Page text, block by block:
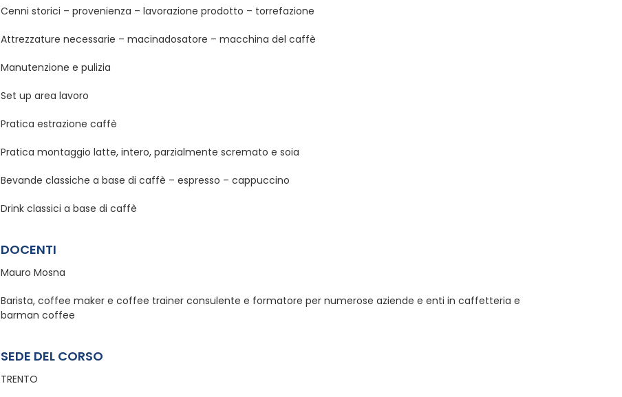
Cenni storici – provenienza – lavorazione prodotto – torrefazione
Attrezzature necessarie – macinadosatore – macchina del caffè
Manutenzione e pulizia
Set up area lavoro
Pratica estrazione caffè
Pratica montaggio latte, intero, parzialmente scremato e soia
Bevande classiche a base di caffè – espresso – cappuccino
Drink classici a base di caffè
DOCENTI
Mauro Mosna
Barista, coffee maker e coffee trainer consulente e formatore per numerose aziende e enti in caffetteria e
barman coffee
SEDE DEL CORSO
TRENTO